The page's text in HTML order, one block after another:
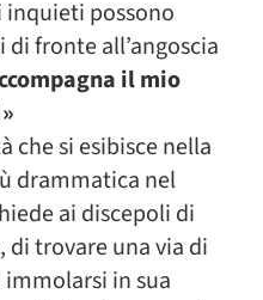
possono
fronte all’angoscia
il mio
che si esibisce nella
drammatica nel
ai discepoli di
di trovare una via di
in sua